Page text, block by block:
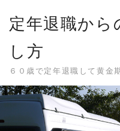
content
定年退職から
し方
６０歳で定年退職して黄金